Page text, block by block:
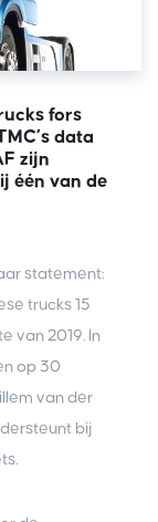
fors
data
zijn
één van de
statement:
trucks 15
van 2019. In
op 30
van der
bij